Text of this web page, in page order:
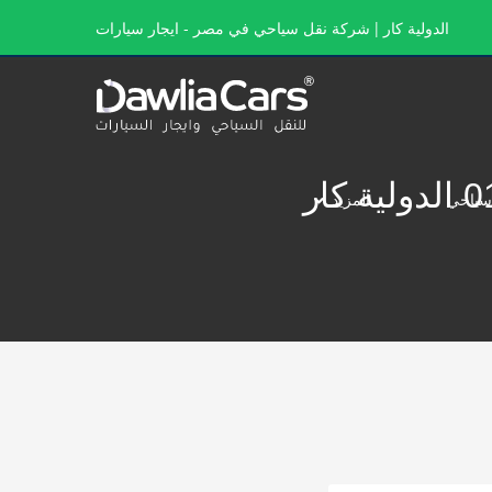
الدولية كار | شركة نقل سياحي في مصر - ايجار سيارات
المزيد